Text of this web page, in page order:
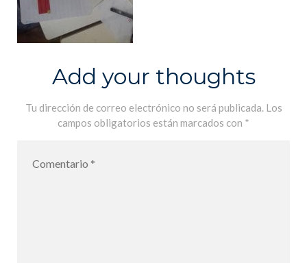
Add your thoughts
Tu dirección de correo electrónico no será publicada. Los
campos obligatorios están marcados con *